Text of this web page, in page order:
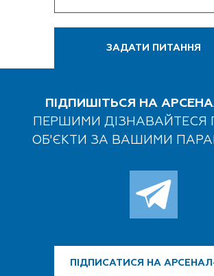
ПІДПИШІТЬСЯ НА
ПЕРШИМИ ДІЗНАВАЙТЕСЯ
ОБ'ЄКТИ ЗА ВАШИМИ
ПІДПИСАТИСЯ НА